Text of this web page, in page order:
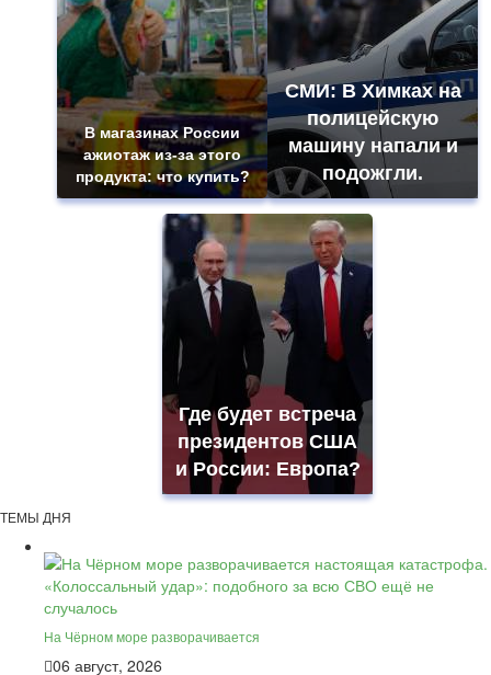
В магазинах России
ажиотаж из-за этого
продукта: что купить?
СМИ: В Химках на
полицейскую
машину напали и
подожгли.
Где будет встреча
президентов США
и России: Европа?
ТЕМЫ ДНЯ
На Чёрном море разворачивается
06 август, 2026